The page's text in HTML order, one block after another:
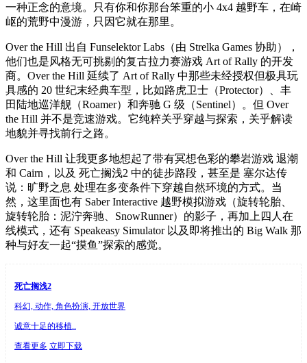
一种正念的意境。只有你和你那台笨重的小 4x4 越野车，在崎
岖的荒野中漫游，只因它就在那里。
Over the Hill 出自 Funselektor Labs（由 Strelka Games 协助），
他们也是风格无可挑剔的复古拉力赛游戏 Art of Rally 的开发
商。Over the Hill 延续了 Art of Rally 中那些未经授权但极具玩
具感的 20 世纪末经典车型，比如路虎卫士（Protector）、丰
田陆地巡洋舰（Roamer）和奔驰 G 级（Sentinel）。但 Over
the Hill 并不是竞速游戏。它纯粹关乎穿越与探索，关乎解读
地貌并寻找前行之路。
Over the Hill 让我更多地想起了带有冥想色彩的攀岩游戏 退潮
和 Cairn，以及 死亡搁浅2 中的徒步路段，甚至是 塞尔达传
说：旷野之息 处理在多变条件下穿越自然环境的方式。当
然，这里面也有 Saber Interactive 越野模拟游戏（旋转轮胎、
旋转轮胎：泥泞奔驰、SnowRunner）的影子，再加上四人在
线模式，还有 Speakeasy Simulator 以及即将推出的 Big Walk 那
种与好友一起“摸鱼”探索的感觉。
死亡搁浅2
科幻, 动作, 角色扮演, 开放世界
诚意十足的移植..
查看更多 立即下载